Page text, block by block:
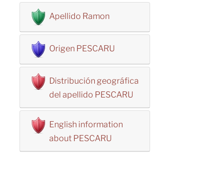
Apellido Ramon
Origen PESCARU
Distribución geográfica
del apellido PESCARU
English information
about PESCARU